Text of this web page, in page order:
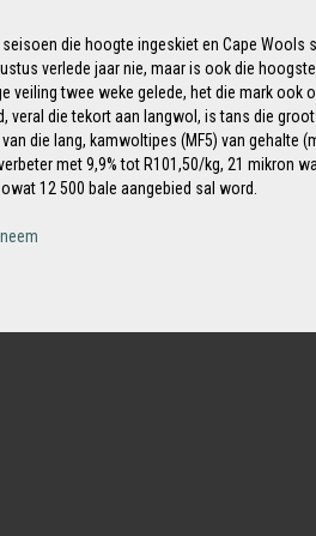
seisoen die hoogte ingeskiet en Cape
verlede jaar nie, maar is ook die
twee weke gelede, het die mark ook
die tekort aan langwol, is tans die
die lang, kamwoltipes (MF5) van gehalte
met 9,9% tot R101,50/kg, 21 mikron
12 500 bale aangebied sal word.